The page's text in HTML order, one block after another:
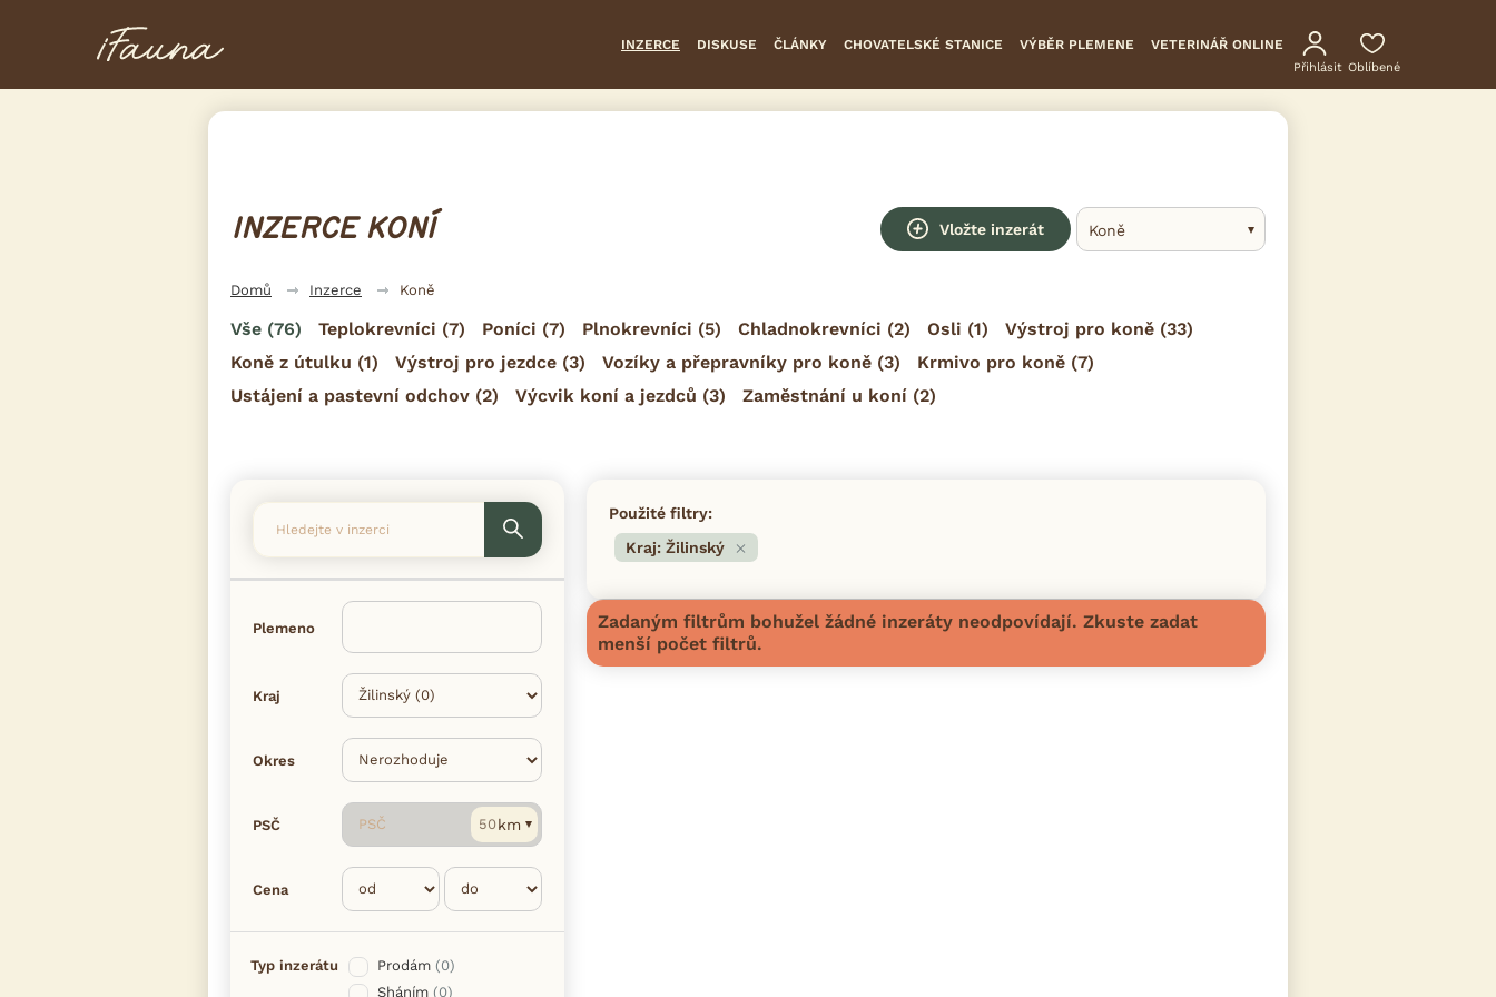
INZERCE DISKUSE ČLÁNKY CHOVATELSKÉ STANICE VÝBĚR PLEMENE VETERINÁŘ ONLINE
Přihlásit Oblíbené
INZERCE KONÍ Vložte inzerát Koně
Domů Inzerce Koně
Vše (76) Teplokrevníci (7) Poníci (7) Plnokrevníci (5) Chladnokrevníci (2) Osli (1) Výstroj pro koně (33)
Koně z útulku (1) Výstroj pro jezdce (3) Vozíky a přepravníky pro koně (3) Krmivo pro koně (7)
Ustájení a pastevní odchov (2) Výcvik koní a jezdců (3) Zaměstnání u koní (2)
Plemeno
Kraj
Okres
PSČ PSČ km
Cena
Typ inzerátu Prodám (0)
Sháním (0)
Použité filtry:
Kraj: Žilinský
Zadaným filtrům bohužel žádné inzeráty neodpovídají. Zkuste zadat
menší počet filtrů.